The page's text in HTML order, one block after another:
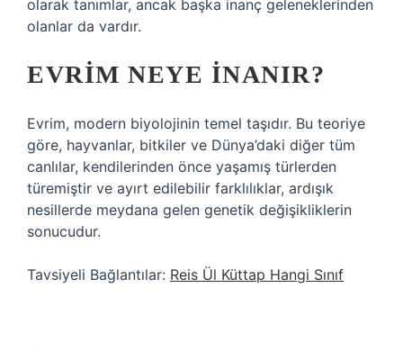
olarak tanımlar, ancak başka inanç geleneklerinden
olanlar da vardır.
EVRIM NEYE INANIR?
Evrim, modern biyolojinin temel taşıdır. Bu teoriye
göre, hayvanlar, bitkiler ve Dünya’daki diğer tüm
canlılar, kendilerinden önce yaşamış türlerden
türemiştir ve ayırt edilebilir farklılıklar, ardışık
nesillerde meydana gelen genetik değişikliklerin
sonucudur.
Tavsiyeli Bağlantılar: Reis Ül Küttap Hangi Sınıf